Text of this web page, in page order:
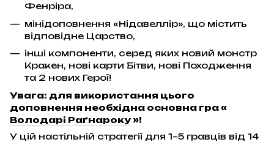
Фенріра,
мінідоповнення «Нідавеллір», що містить
відповідне Царство,
інші компоненти, серед яких новий монстр
Кракен, нові карти Бітви, нові Походження
та 2 нових Герої!
Увага: для використання цього
доповнення необхідна основна гра «
Володарі Раґнароку»!
У цій настільній стратегії для 1–5 гравців від 14